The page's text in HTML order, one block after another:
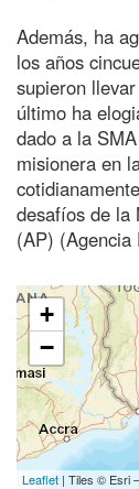
Además, ha
los años
supieron
último ha
dado a la
misionera en
desafíos de la
(AP) (Agencia
+
−
Leaflet | Tiles © Esri